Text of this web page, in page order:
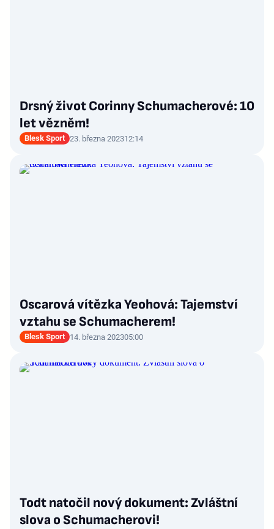
Drsný život Corinny Schumacherové: 10
let vězněm!
Blesk Sport 23. března 202312:14
Oscarová vítězka Yeohová: Tajemství
vztahu se Schumacherem!
Blesk Sport 14. března 202305:00
Todt natočil nový dokument: Zvláštní
slova o Schumacherovi!